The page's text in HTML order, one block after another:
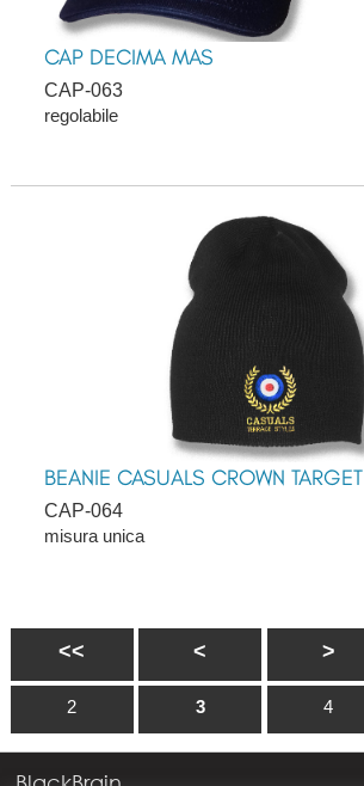
CAP DECIMA MAS
CAP-063
regolabile
BEANIE CASUALS CROWN TARGET
CAP-064
misura unica
<< < >
2 3 4